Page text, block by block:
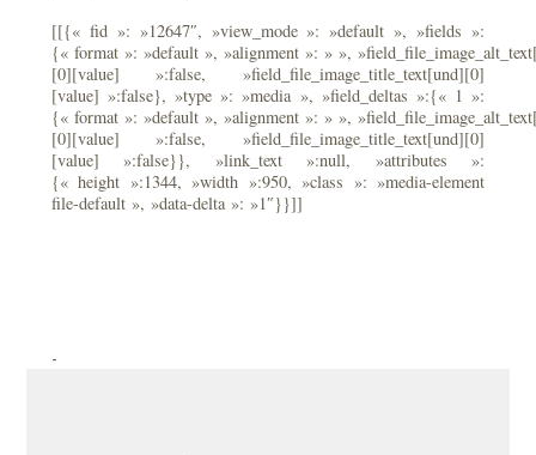
[[{« fid »: »12647″, »view_mode »: »default », »fields »:
{« format »: »default », »alignment »: » »,
[0][value] »:false, »field_file_image_title_text[und][0]
[value] »:false}, »type »: »media », »field_deltas »:{« 1 »:
{« format »: »default », »alignment »: » »,
[0][value] »:false, »field_file_image_title_text[und][0]
[value] »:false}}, »link_text »:null, »attributes »:
{« height »:1344, »width »:950, »class »: »media-element
file-default », »data-delta »: »1″}}]]
-